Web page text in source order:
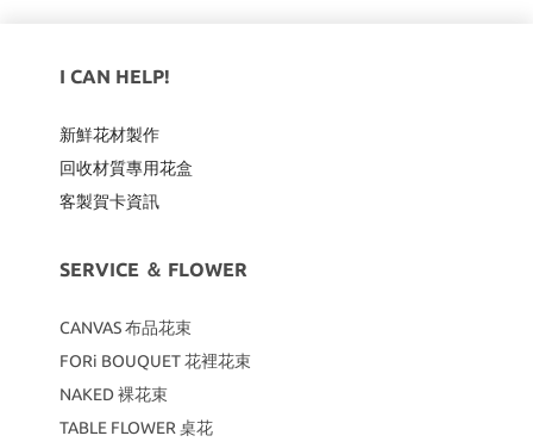
I CAN HELP!
新鮮花材製作
回收材質專用花盒
客製賀卡資訊
SERVICE ＆ FLOWER
CANVAS布品花束
FORi BOUQUET 花裡花束
NAKED 裸花束
TABLE FLOWER 桌花